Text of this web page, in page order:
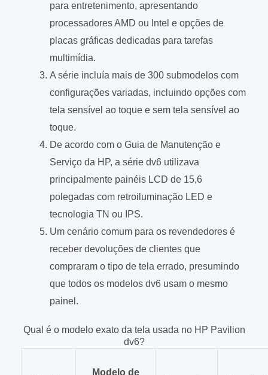
para entretenimento, apresentando
processadores AMD ou Intel e opções de
placas gráficas dedicadas para tarefas
multimídia.
A série incluía mais de 300 submodelos com
configurações variadas, incluindo opções com
tela sensível ao toque e sem tela sensível ao
toque.
De acordo com o Guia de Manutenção e
Serviço da HP, a série dv6 utilizava
principalmente painéis LCD de 15,6
polegadas com retroiluminação LED e
tecnologia TN ou IPS.
Um cenário comum para os revendedores é
receber devoluções de clientes que
compraram o tipo de tela errado, presumindo
que todos os modelos dv6 usam o mesmo
painel.
Qual é o modelo exato da tela usada no HP Pavilion
dv6?
Modelo de